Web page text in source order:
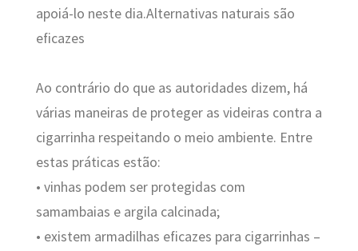
apoiá-lo neste dia.Alternativas naturais são
eficazes
Ao contrário do que as autoridades dizem, há
várias maneiras de proteger as videiras contra a
cigarrinha respeitando o meio ambiente. Entre
estas práticas estão:
• vinhas podem ser protegidas com
samambaias e argila calcinada;
• existem armadilhas eficazes para cigarrinhas –